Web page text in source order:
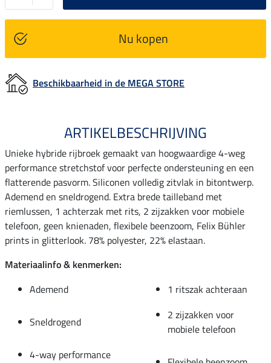
Nu kopen
Beschikbaarheid in de MEGA STORE
ARTIKELBESCHRIJVING
Unieke hybride rijbroek gemaakt van hoogwaardige 4-weg
performance stretchstof voor perfecte ondersteuning en een
flatterende pasvorm. Siliconen volledig zitvlak in bitontwerp.
Ademend en sneldrogend. Extra brede tailleband met
riemlussen, 1 achterzak met rits, 2 zijzakken voor mobiele
telefoon, geen knienaden, flexibele beenzoom, Felix Bühler
prints in glitterlook. 78% polyester, 22% elastaan.
Materiaalinfo & kenmerken:
Ademend
1 ritszak achteraan
Sneldrogend
2 zijzakken voor
mobiele telefoon
4-way performance